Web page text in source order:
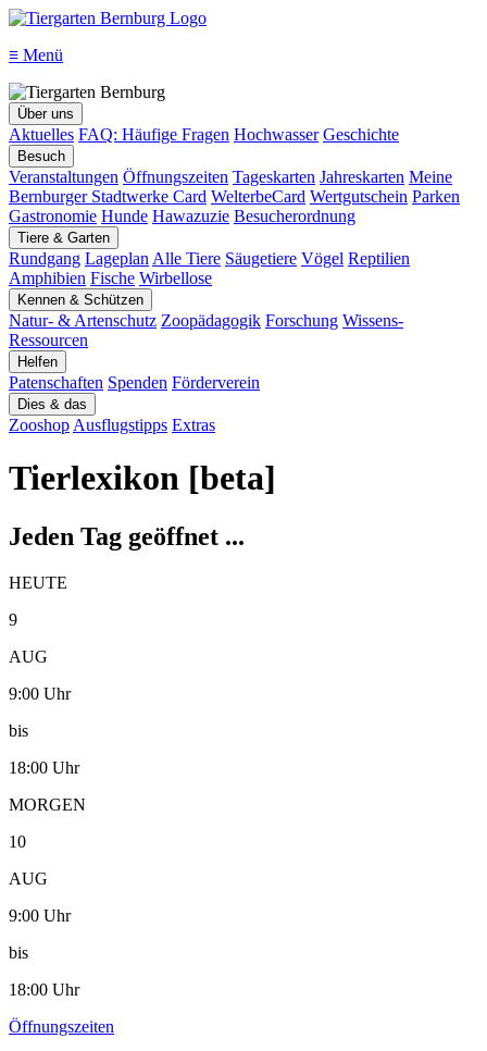
≡ Menü
Über uns
Aktuelles FAQ: Häufige Fragen Hochwasser Geschichte
Besuch
Veranstaltungen Öffnungszeiten Tageskarten Jahreskarten Meine
Bernburger Stadtwerke Card WelterbeCard Wertgutschein Parken
Gastronomie Hunde Hawazuzie Besucherordnung
Tiere & Garten
Rundgang Lageplan Alle Tiere Säugetiere Vögel Reptilien
Amphibien Fische Wirbellose
Kennen & Schützen
Natur- & Artenschutz Zoopädagogik Forschung Wissens-
Ressourcen
Helfen
Patenschaften Spenden Förderverein
Dies & das
Zooshop Ausflugstipps Extras
Tierlexikon [beta]
Jeden Tag geöffnet ...
HEUTE
9
AUG
9:00 Uhr
bis
18:00 Uhr
MORGEN
10
AUG
9:00 Uhr
bis
18:00 Uhr
Öffnungszeiten